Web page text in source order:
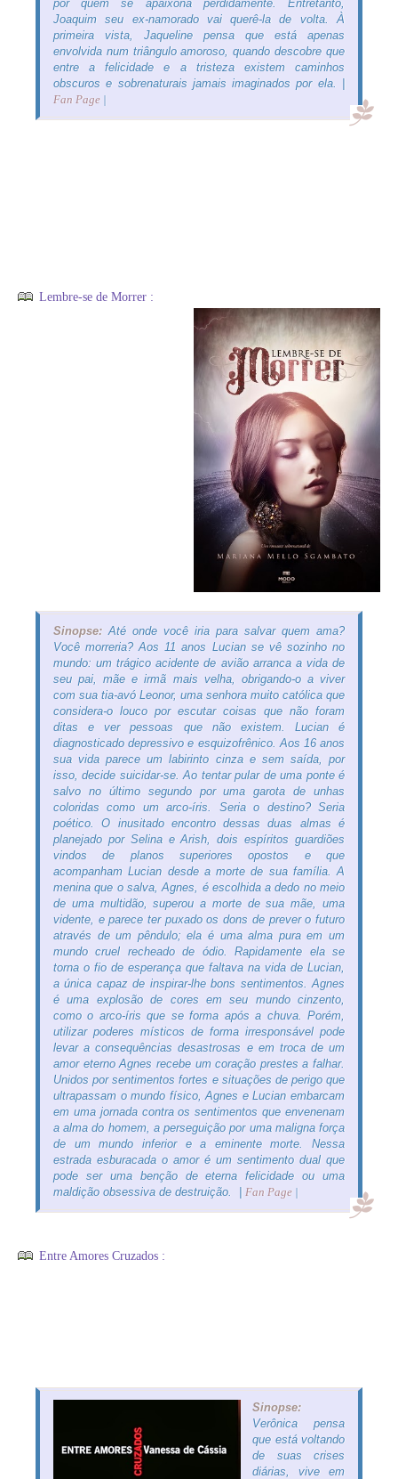
por quem se apaixona perdidamente. Entretanto,
Joaquim seu ex-namorado vai querê-la de volta. À
primeira vista, Jaqueline pensa que está apenas
envolvida num triângulo amoroso, quando descobre que
entre a felicidade e a tristeza existem caminhos
obscuros e sobrenaturais jamais imaginados por ela. |
Fan Page |
Lembre-se de Morrer :
Sinopse: Até onde você iria para salvar quem ama?
Você morreria? Aos 11 anos Lucian se vê sozinho no
mundo: um trágico acidente de avião arranca a vida de
seu pai, mãe e irmã mais velha, obrigando-o a viver
com sua tia-avó Leonor, uma senhora muito católica que
considera-o louco por escutar coisas que não foram
ditas e ver pessoas que não existem. Lucian é
diagnosticado depressivo e esquizofrênico. Aos 16 anos
sua vida parece um labirinto cinza e sem saída, por
isso, decide suicidar-se. Ao tentar pular de uma ponte é
salvo no último segundo por uma garota de unhas
coloridas como um arco-íris. Seria o destino? Seria
poético. O inusitado encontro dessas duas almas é
planejado por Selina e Arish, dois espíritos guardiões
vindos de planos superiores opostos e que
acompanham Lucian desde a morte de sua família. A
menina que o salva, Agnes, é escolhida a dedo no meio
de uma multidão, superou a morte de sua mãe, uma
vidente, e parece ter puxado os dons de prever o futuro
através de um pêndulo; ela é uma alma pura em um
mundo cruel recheado de ódio. Rapidamente ela se
torna o fio de esperança que faltava na vida de Lucian,
a única capaz de inspirar-lhe bons sentimentos. Agnes
é uma explosão de cores em seu mundo cinzento,
como o arco-íris que se forma após a chuva. Porém,
utilizar poderes místicos de forma irresponsável pode
levar a consequências desastrosas e em troca de um
amor eterno Agnes recebe um coração prestes a falhar.
Unidos por sentimentos fortes e situações de perigo que
ultrapassam o mundo físico, Agnes e Lucian embarcam
em uma jornada contra os sentimentos que envenenam
a alma do homem, a perseguição por uma maligna força
de um mundo inferior e a eminente morte. Nessa
estrada esburacada o amor é um sentimento dual que
pode ser uma benção de eterna felicidade ou uma
maldição obsessiva de destruição. | Fan Page |
Entre Amores Cruzados :
Sinopse:
Verônica pensa
que está voltando
de suas crises
diárias, vive em